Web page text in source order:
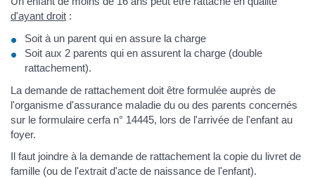
d'ayant droit :
Soit à un parent qui en assure la charge
Soit aux 2 parents qui en assurent la charge (double
rattachement).
La demande de rattachement doit être formulée auprès de
l'organisme d'assurance maladie du ou des parents concernés
sur le formulaire cerfa n° 14445, lors de l'arrivée de l'enfant au
foyer.
Il faut joindre à la demande de rattachement la copie du livret de
famille (ou de l'extrait d'acte de naissance de l'enfant).